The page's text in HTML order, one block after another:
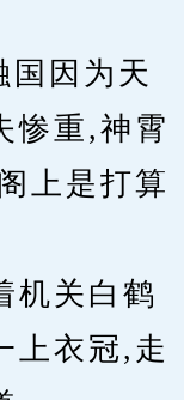
因为天
惨重,神霄
上是打算
关白鹤
上衣冠,走